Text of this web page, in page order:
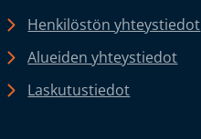
Henkilöstön yhteystiedot
Alueiden yhteystiedot
Laskutustiedot